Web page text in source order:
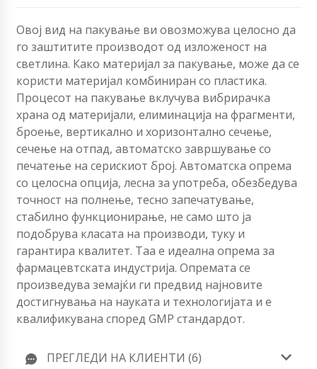
Овој вид на пакување ви овозможува целосно да
го заштитите производот од изложеност на
светлина. Како материјал за пакување, може да се
користи материјал комбиниран со пластика.
Процесот на пакување вклучува вибрирачка
храна од материјали, елиминација на фрагменти,
броење, вертикално и хоризонтално сечење,
сечење на отпад, автоматско завршување со
печатење на серискиот број. Автоматска опрема
со целосна опција, лесна за употреба, обезбедува
точност на полнење, тесно запечатување,
стабилно функционирање, не само што ја
подобрува класата на производи, туку и
гарантира квалитет. Таа е идеална опрема за
фармацевтската индустрија. Опремата се
произведува земајќи ги предвид најновите
достигнувања на науката и технологијата и е
квалификувана според GMP стандардот.
ПРЕГЛЕДИ НА КЛИЕНТИ (6)